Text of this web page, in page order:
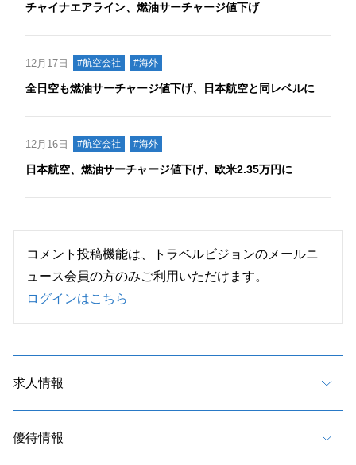
チャイナエアライン、燃油サーチャージ値下げ
12月17日 #航空会社 #海外
全日空も燃油サーチャージ値下げ、日本航空と同レベルに
12月16日 #航空会社 #海外
日本航空、燃油サーチャージ値下げ、欧米2.35万円に
コメント投稿機能は、トラベルビジョンのメールニ
ュース会員の方のみご利用いただけます。
ログインはこちら
求人情報
優待情報